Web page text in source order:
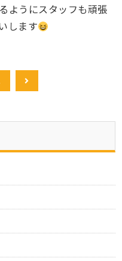
ようにスタッフも頑張
します